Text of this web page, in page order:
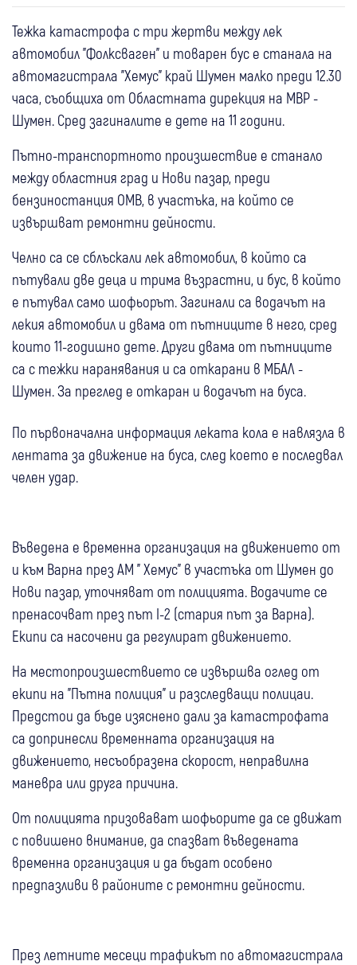
Тежка катастрофа с три жертви между лек
автомобил "Фолксваген" и товарен бус е станала на
автомагистрала "Хемус" край Шумен малко преди 12.30
часа, съобщиха от Областната дирекция на МВР -
Шумен. Сред загиналите е дете на 11 години.
Пътно-транспортното произшествие е станало
между областния град и Нови пазар, преди
бензиностанция ОМВ, в участъка, на който се
извършват ремонтни дейности.
Челно са се сблъскали лек автомобил, в който са
пътували две деца и трима възрастни, и бус, в който
е пътувал само шофьорът. Загинали са водачът на
лекия автомобил и двама от пътниците в него, сред
които 11-годишно дете. Други двама от пътниците
са с тежки наранявания и са откарани в МБАЛ -
Шумен. За преглед е откаран и водачът на буса.
По първоначална информация леката кола е навлязла в
лентата за движение на буса, след което е последвал
челен удар.
Въведена е временна организация на движението от
и към Варна през АМ " Хемус" в участъка от Шумен до
Нови пазар, уточняват от полицията. Водачите се
пренасочват през път I-2 (стария път за Варна).
Екипи са насочени да регулират движението.
На местопроизшествието се извършва оглед от
екипи на "Пътна полиция" и разследващи полицаи.
Предстои да бъде изяснено дали за катастрофата
са допринесли временната организация на
движението, несъобразена скорост, неправилна
маневра или друга причина.
От полицията призовават шофьорите да се движат
с повишено внимание, да спазват въведената
временна организация и да бъдат особено
предпазливи в районите с ремонтни дейности.
През летните месеци трафикът по автомагистрала